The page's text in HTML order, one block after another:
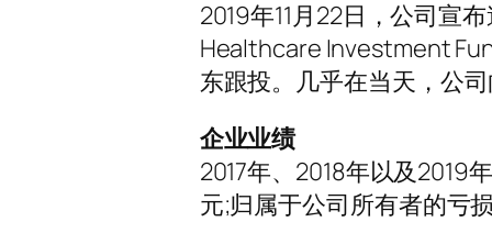
2019年11月22日，公司宣
Healthcare Investment
东跟投。几乎在当天，公
企业业绩
2017年、2018年以及2019
元;归属于公司所有者的亏